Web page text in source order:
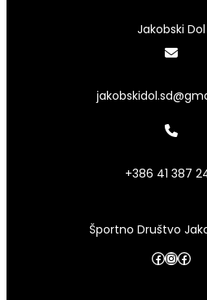
Jakobski Dol
+386 41 387
Športno Društvo
Facebook